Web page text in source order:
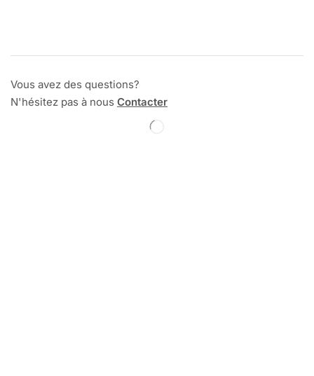
Vous avez des questions?
N'hésitez pas à nous Contacter